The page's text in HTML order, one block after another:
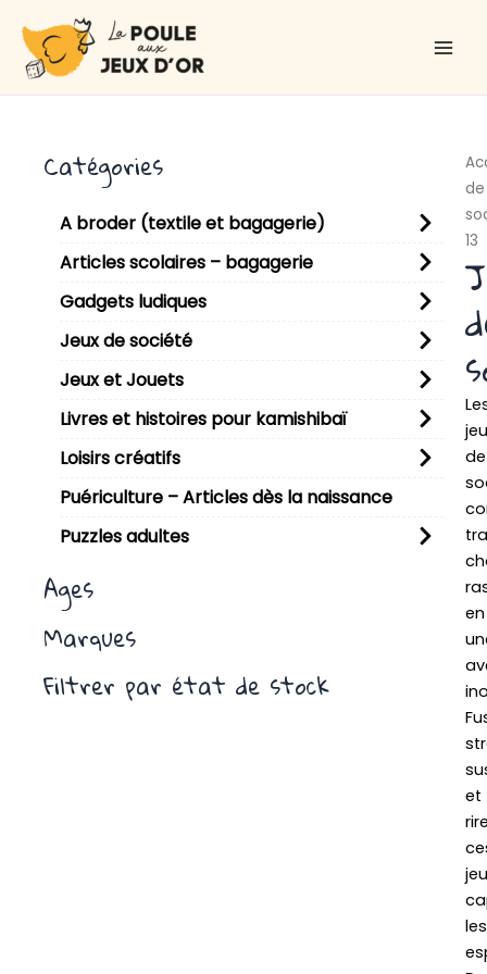
contenu
Catégories
A broder (textile et bagagerie)
Articles scolaires – bagagerie
Gadgets ludiques
Jeux de société
Jeux et Jouets
Livres et histoires pour kamishibaï
Loisirs créatifs
Puériculture – Articles dès la naissance
Puzzles adultes
Ages
Marques
Filtrer par état de stock
de
13
de
en
et
les